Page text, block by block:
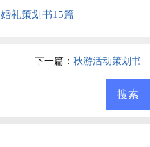
婚礼策划书15篇
下一篇： 秋游活动策划书